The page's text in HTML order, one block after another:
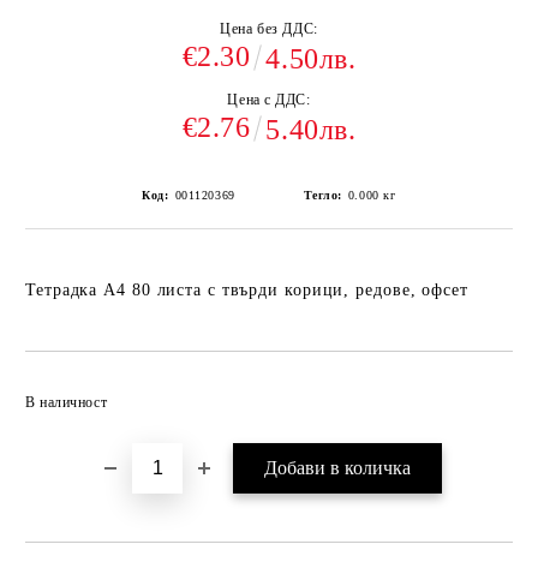
Цена без ДДС:
€2.30 4.50лв.
Цена с ДДС:
€2.76 5.40лв.
Код: 001120369 Тегло: 0.000 кг
Тетрадка А4 80 листа с твърди корици, редове, офсет
В наличност